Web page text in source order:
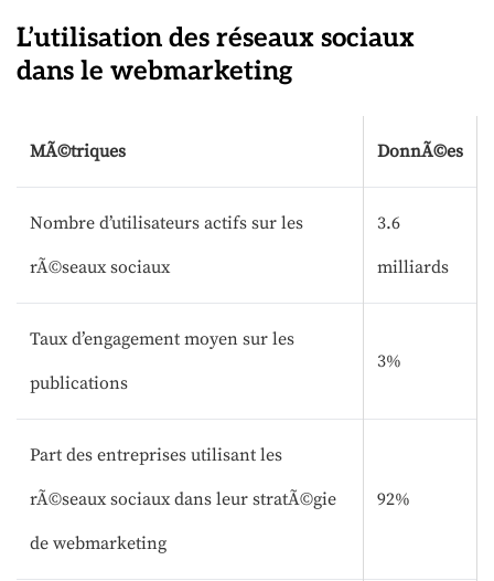
L’utilisation des réseaux sociaux
dans le webmarketing
MÃ©triques DonnÃ©es
Nombre d’utilisateurs actifs sur les
rÃ©seaux sociaux
3.6
milliards
Taux d’engagement moyen sur les
publications
3%
Part des entreprises utilisant les
rÃ©seaux sociaux dans leur stratÃ©gie
de webmarketing
92%